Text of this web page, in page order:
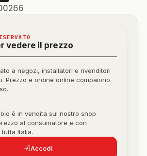
vedere il prezzo
a negozi, installatori e rivenditori
Prezzo e ordine online compaiono
è in vendita sul nostro shop
al consumatore e con
Italia.
Accedi